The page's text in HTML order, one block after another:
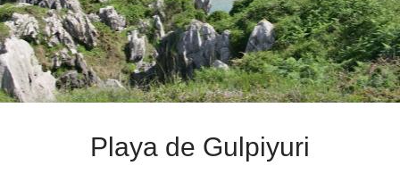
Playa de Gulpiyuri